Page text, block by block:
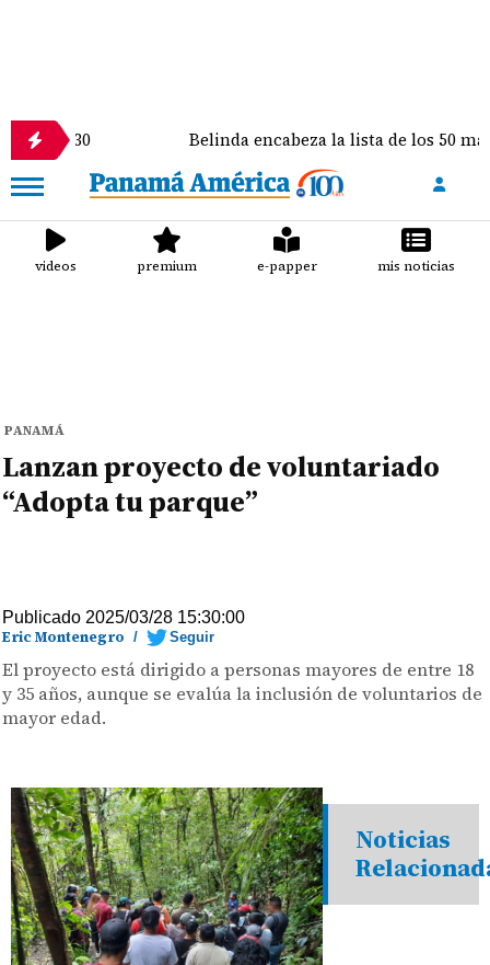
Belinda encabeza la lista de los 50 más bellos de
videos premium e-papper mis noticias
PANAMÁ
Lanzan proyecto de voluntariado
“Adopta tu parque”
Publicado 2025/03/28 15:30:00
Eric Montenegro / Seguir
El proyecto está dirigido a personas mayores de entre 18
y 35 años, aunque se evalúa la inclusión de voluntarios de
mayor edad.
Noticias